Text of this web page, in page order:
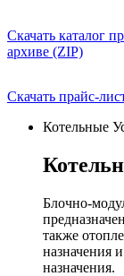
Скачать каталог
архиве (ZIP)
Скачать прайс-
Котельные
Блочно-
также
назначения
назначения.